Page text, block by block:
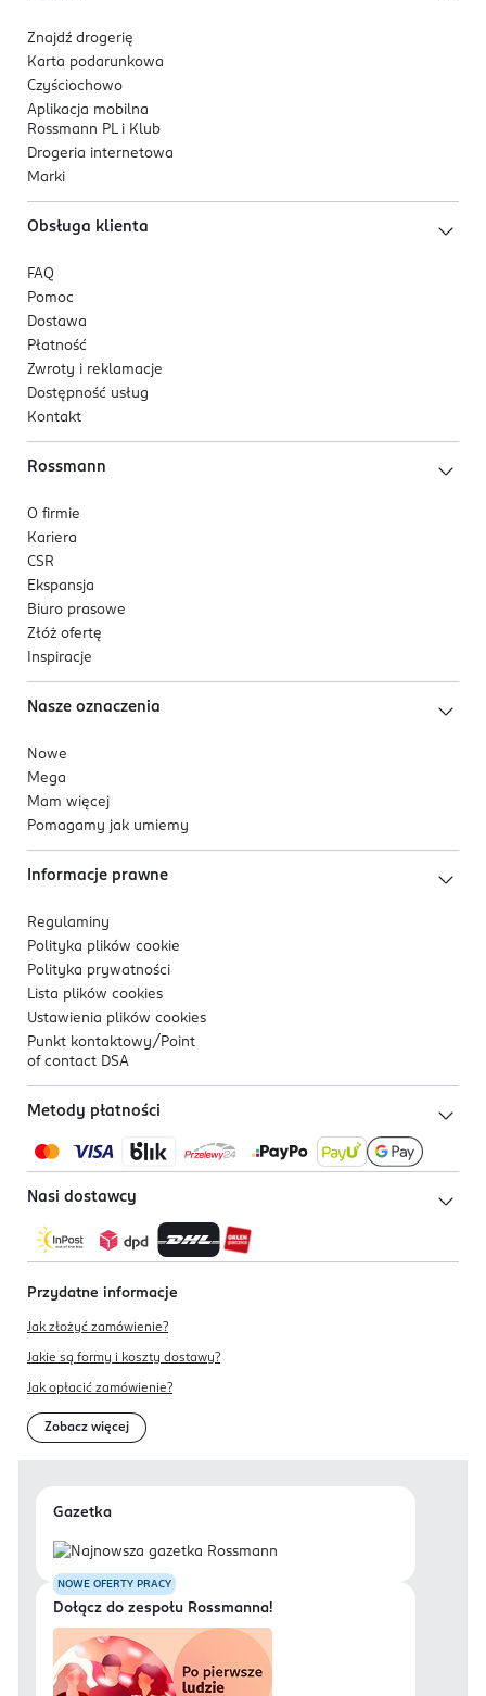
Znajdź drogerię
Karta podarunkowa
Czyściochowo
Aplikacja mobilna
Rossmann PL i Klub
Drogeria internetowa
Marki
Obsługa klienta
FAQ
Pomoc
Dostawa
Płatność
Zwroty i reklamacje
Dostępność usług
Kontakt
Rossmann
O firmie
Kariera
CSR
Ekspansja
Biuro prasowe
Złóż ofertę
Inspiracje
Nasze oznaczenia
Nowe
Mega
Mam więcej
Pomagamy jak umiemy
Informacje prawne
Regulaminy
Polityka plików cookie
Polityka prywatności
Lista plików cookies
Ustawienia plików cookies
Punkt kontaktowy/ Point
of contact DSA
Metody płatności
Nasi dostawcy
Przydatne informacje
Jak złożyć zamówienie?
Jakie są formy i koszty dostawy?
Jak opłacić zamówienie?
Zobacz więcej
Gazetka
NOWE OFERTY PRACY
Dołącz do zespołu Rossmanna!